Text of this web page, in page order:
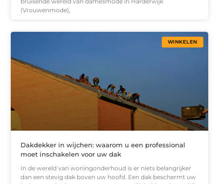
(Vrouwenmode),
WINKELEN
Dakdekker in wijchen: waarom u een professional
moet inschakelen voor uw dak
In de wereld van woningonderhoud is er niets belangrijker
dan een stevig dak boven uw hoofd. Een dak beschermt uw